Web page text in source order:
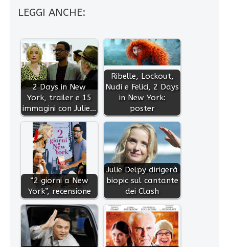
LEGGI ANCHE:
2 Days in New
York, trailer e 15
immagini con Julie…
Ribelle, Lockout,
Nudi e Felici, 2 Days
in New York:
poster
“2 giorni a New
York”, recensione
Julie Delpy dirigerà
biopic sul cantante
dei Clash